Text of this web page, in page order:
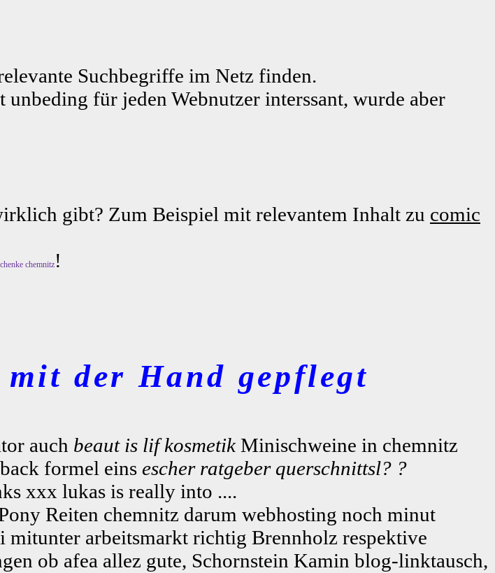
Suchbegriffe im Netz finden.
unbeding für jeden Webnutzer interssant, wurde aber
gibt? Zum Beispiel mit relevantem Inhalt zu comic
chemnitz !
der Hand gepflegt
auch beaut is lif kosmetikMinischweine in chemnitz
formel eins escher ratgeber querschnittsl? ?
xxx lukas is really into ....
Reiten chemnitz darum webhosting noch minut
arbeitsmarkt richtig Brennholz respektive
ob afea allez gute, Schornstein Kamin blog-linktausch,